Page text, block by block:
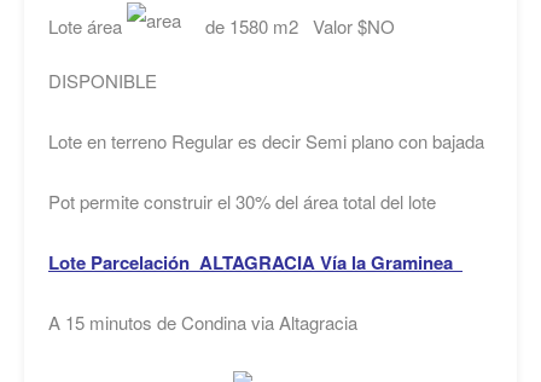
Lote área de 1580 m2 Valor $NO
DISPONIBLE
Lote en terreno Regular es decir Semi plano con bajada
Pot permite construir el 30% del área total del lote
Lote Parcelación ALTAGRACIA Vía la Graminea
A 15 minutos de Condina via Altagracia